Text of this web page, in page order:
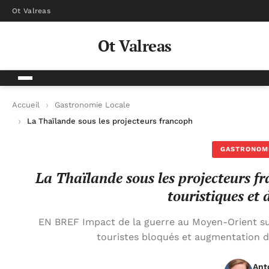
Ot Valreas
Ot Valreas
Accueil
Gastronomie Locale
La Thaïlande sous les projecteurs francophones : entre
La Thaïlande sous les projecteurs
touristiques et
EN BREF Impact de la guerre au Moyen-Orient
touristes bloqués et augmentation